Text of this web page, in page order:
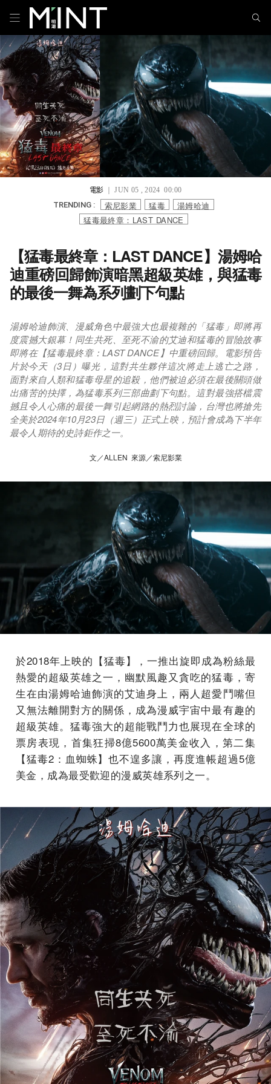
電影｜ JUN 05 , 2024 00:00
TRENDING : 索尼影業 猛毒
湯姆哈迪
猛毒最終章：LAST DANCE
【猛毒最終章：LAST DANCE】湯姆哈
迪重磅回歸飾演暗黑超級英雄，與猛毒
的最後一舞為系列劃下句點
湯姆哈迪飾演、漫威角色中最強大也最複雜的「猛毒」即將再
度震撼大銀幕！同生共死、至死不渝的艾迪和猛毒的冒險故事
即將在【猛毒最終章：LAST DANCE】中重磅回歸。電影預告
片於今天（3日）曝光，這對共生夥伴這次將走上逃亡之路，
面對來自人類和猛毒母星的追殺，他們被迫必須在最後關頭做
出痛苦的抉擇，為猛毒系列三部曲劃下句點。這對最強搭檔震
撼且令人心痛的最後一舞引起網路的熱烈討論，台灣也將搶先
全美於2024年10月23日（週三）正式上映，預計會成為下半年
最令人期待的史詩鉅作之一。
文／ALLEN 來源／索尼影業
於2018年上映的【猛毒】，一推出旋即成為粉絲最
熱愛的超級英雄之一，幽默風趣又貪吃的猛毒，寄
生在由湯姆哈迪飾演的艾迪身上，兩人超愛鬥嘴但
又無法離開對方的關係，成為漫威宇宙中最有趣的
超級英雄。猛毒強大的超能戰鬥力也展現在全球的
票房表現，首集狂掃8億5600萬美金收入，第二集
【猛毒2：血蜘蛛】也不遑多讓，再度進帳超過5億
美金，成為最受歡迎的漫威英雄系列之一。